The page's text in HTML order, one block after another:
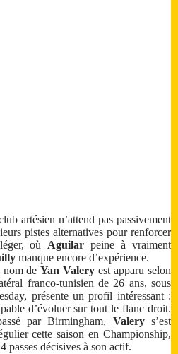
artésien n’attend pas passivement
pistes alternatives pour renforcer
où Aguilar peine à vraiment
manque encore d’expérience.
nom deYan Valery est apparu selon
franco-tunisien de 26 ans, sous
présente un profil intéressant :
d’évoluer sur tout le flanc droit.
par Birmingham, Valerys’est
cette saison en Championship,
passes décisives à son actif.